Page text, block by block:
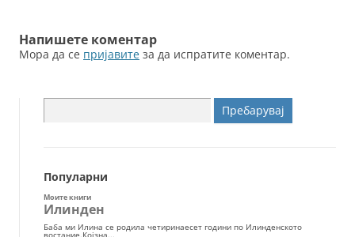
Напишете коментар
Мора да се пријавите за да испратите коментар.
за:
Популарни